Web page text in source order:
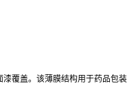
覆盖。该薄膜结构用于药品包装